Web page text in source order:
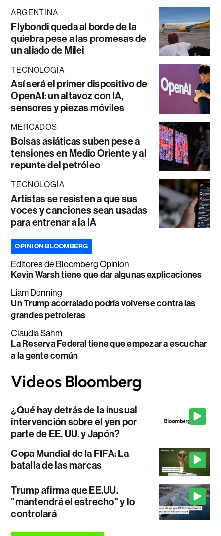
ARGENTINA
Flybondi queda al borde de la
quiebra pese a las promesas de
un aliado de Milei
TECNOLOGÍA
Así será el primer dispositivo de
OpenAI: un altavoz con IA,
sensores y piezas móviles
MERCADOS
Bolsas asiáticas suben pese a
tensiones en Medio Oriente y al
repunte del petróleo
TECNOLOGÍA
Artistas se resisten a que sus
voces y canciones sean usadas
para entrenar a la IA
OPINIÓN BLOOMBERG
Editores de Bloomberg Opinion
Kevin Warsh tiene que dar algunas explicaciones
Liam Denning
Un Trump acorralado podría volverse contra las
grandes petroleras
Claudia Sahm
La Reserva Federal tiene que empezar a escuchar
a la gente común
¿Qué hay detrás de la inusual
intervención sobre el yen por
parte de EE. UU. y Japón?
Copa Mundial de la FIFA: La
batalla de las marcas
Trump afirma que EE.UU.
"mantendrá el estrecho" y lo
controlará